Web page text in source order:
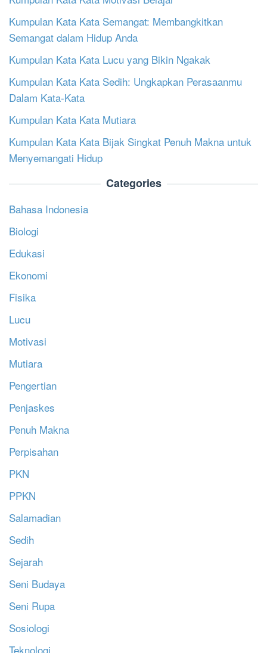
Kumpulan Kata Kata Semangat: Membangkitkan
Semangat dalam Hidup Anda
Kumpulan Kata Kata Lucu yang Bikin Ngakak
Kumpulan Kata Kata Sedih: Ungkapkan Perasaanmu
Dalam Kata-Kata
Kumpulan Kata Kata Mutiara
Kumpulan Kata Kata Bijak Singkat Penuh Makna untuk
Menyemangati Hidup
Categories
Bahasa Indonesia
Biologi
Edukasi
Ekonomi
Fisika
Lucu
Motivasi
Mutiara
Pengertian
Penjaskes
Penuh Makna
Perpisahan
PKN
PPKN
Salamadian
Sedih
Sejarah
Seni Budaya
Seni Rupa
Sosiologi
Teknologi